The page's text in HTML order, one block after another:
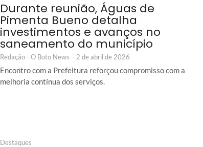
Durante reunião, Águas de
Pimenta Bueno detalha
investimentos e avanços no
saneamento do município
Redação - O Boto News - 2 de abril de 2026
Encontro com a Prefeitura reforçou compromisso com a
melhoria contínua dos serviços.
Destaques